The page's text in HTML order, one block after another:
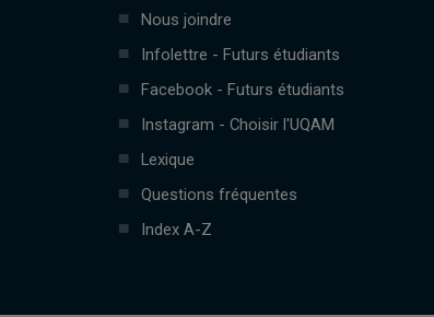
Nous joindre
Infolettre - Futurs étudiants
Facebook - Futurs étudiants
Instagram - Choisir l'UQAM
Lexique
Questions fréquentes
Index A-Z